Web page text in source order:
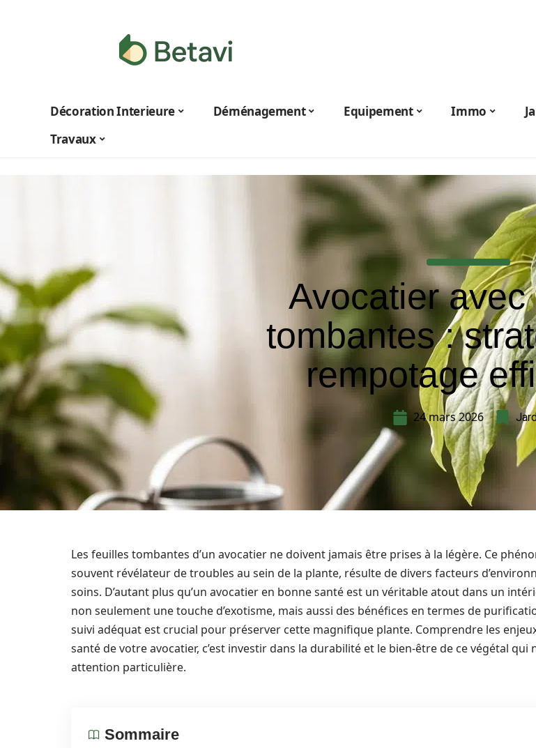
Décoration Interieure Déménagement Equipement Immo
Travaux
Avocatier
tombantes :
rempotage
24 mars 2026
Les feuilles tombantes d’un avocatier ne doivent jamais être prises à la légère. Ce
souvent révélateur de troubles au sein de la plante, résulte de divers facteurs
soins. D’autant plus qu’un avocatier en bonne santé est un véritable atout dans un
non seulement une touche d’exotisme, mais aussi des bénéfices en termes de
suivi adéquat est crucial pour préserver cette magnifique plante. Comprendre les
santé de votre avocatier, c’est investir dans la durabilité et le bien-être de ce végétal qui
attention particulière.
Sommaire